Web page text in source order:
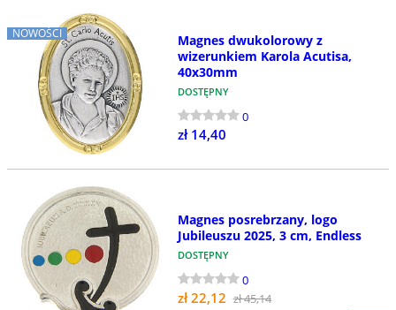
NOWOŚCI
Magnes dwukolorowy z
wizerunkiem Karola Acutisa,
40x30mm
DOSTĘPNY
0
zł 14,40
Magnes posrebrzany, logo
Jubileuszu 2025, 3 cm, Endless
DOSTĘPNY
0
zł 22,12 zł 45,14